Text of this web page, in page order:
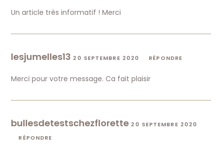
Un article très informatif ! Merci
lesjumelles13 20 SEPTEMBRE 2020 RÉPONDRE
Merci pour votre message. Ca fait plaisir
bullesdetestschezflorette 20 SEPTEMBRE 2020
RÉPONDRE